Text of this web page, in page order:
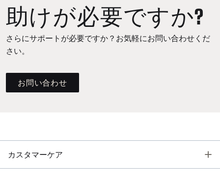
助けが必要ですか?
さらにサポートが必要ですか？お気軽にお問い合わせくだ
さい。
お問い合わせ
カスタマーケア